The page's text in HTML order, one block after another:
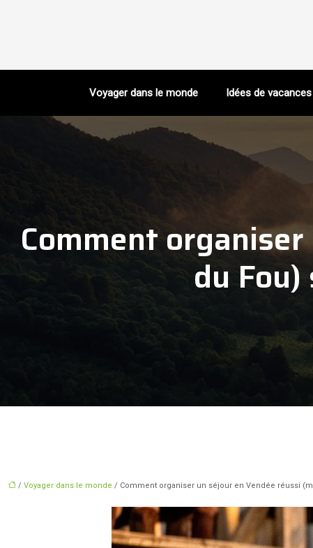
Voyager dans le monde Idées de vacances
Comment
du
/ Voyager dans le monde / Comment organiser un séjour en Vendée réussi